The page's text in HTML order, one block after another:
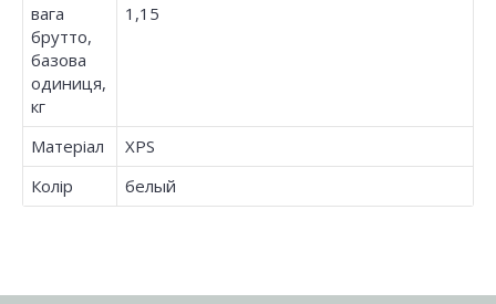
вага
брутто,
базова
одиниця,
кг
1,15
Матеріал
XPS
Колір
белый